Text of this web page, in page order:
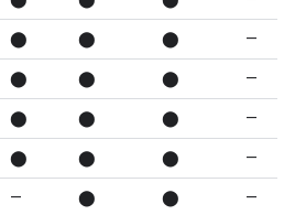
⬤ ⬤ ⬤ —
⬤ ⬤ ⬤ —
⬤ ⬤ ⬤ —
⬤ ⬤ ⬤ —
— ⬤ ⬤ —